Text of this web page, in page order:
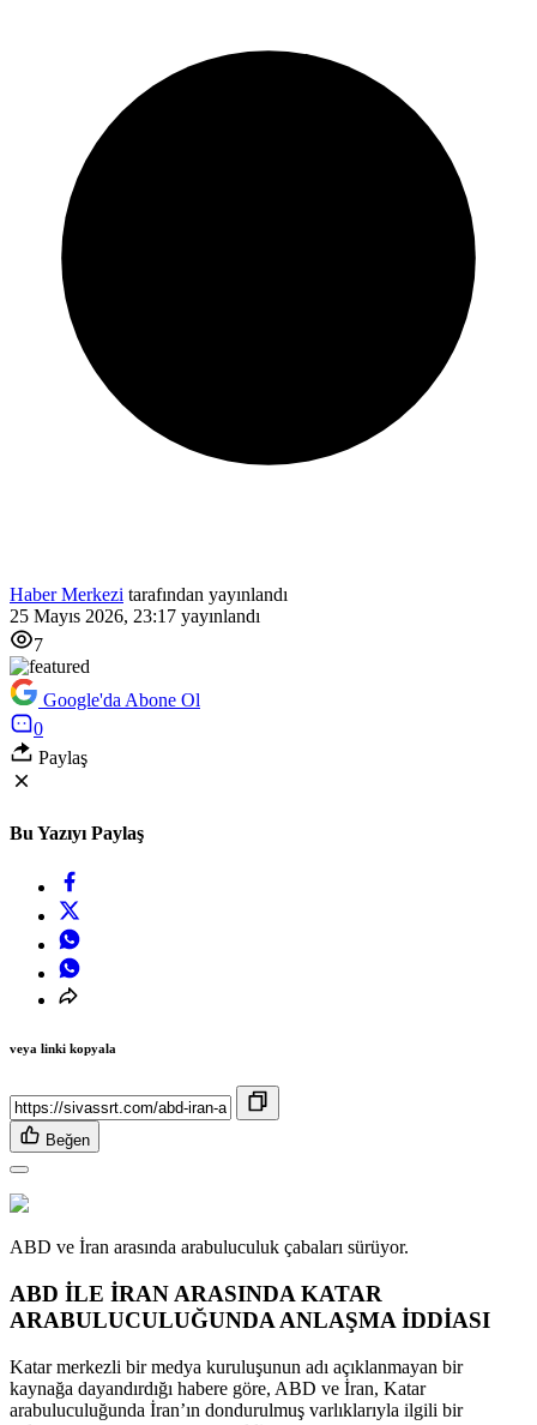
Haber Merkezi tarafından yayınlandı
25 Mayıs 2026, 23:17 yayınlandı
7
Google'da Abone Ol
0
Paylaş
Bu Yazıyı Paylaş
veya linki kopyala
Beğen
ABD ve İran arasında arabuluculuk çabaları sürüyor.
ABD İLE İRAN ARASINDA KATAR
ARABULUCULUĞUNDA ANLAŞMA İDDİASI
Katar merkezli bir medya kuruluşunun adı açıklanmayan bir
kaynağa dayandırdığı habere göre, ABD ve İran, Katar
arabuluculuğunda İran’ın dondurulmuş varlıklarıyla ilgili bir